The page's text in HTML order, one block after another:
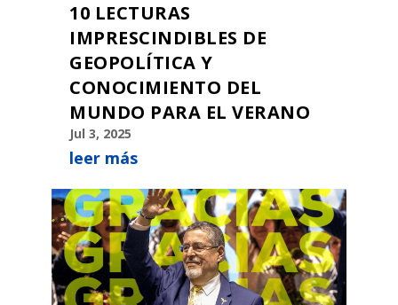
10 LECTURAS
IMPRESCINDIBLES DE
GEOPOLÍTICA Y
CONOCIMIENTO DEL
MUNDO PARA EL VERANO
Jul 3, 2025
leer más